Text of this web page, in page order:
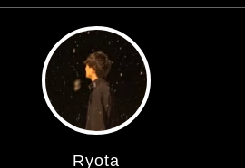
Ryota